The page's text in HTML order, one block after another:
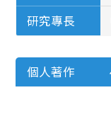
研究專長
個人著作